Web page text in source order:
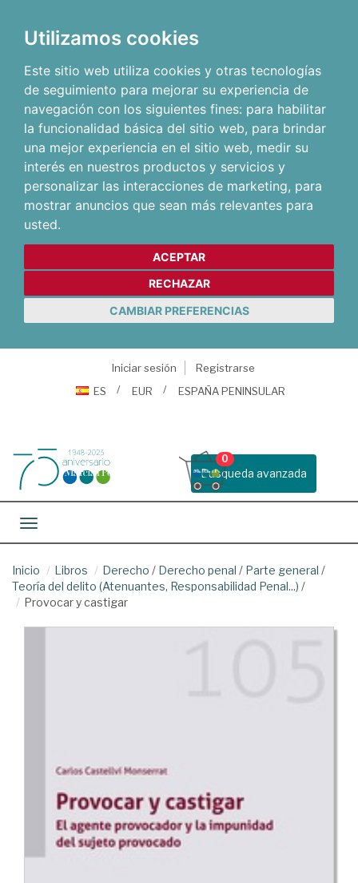
Utilizamos cookies
Este sitio web utiliza cookies y otras tecnologías
de seguimiento para mejorar su experiencia de
navegación con los siguientes fines: para habilitar
la funcionalidad básica del sitio web, para brindar
una mejor experiencia en el sitio web, medir su
interés en nuestros productos y servicios y
personalizar las interacciones de marketing, para
mostrar anuncios que sean más relevantes para
usted.
ACEPTAR
RECHAZAR
CAMBIAR PREFERENCIAS
Iniciar sesión
Registrarse
ES
EUR ESPAÑA PENINSULAR
Busqueda avanzada
0
Toggle navigation
Inicio Libros Derecho / Derecho penal / Parte general /
Teoría del delito (Atenuantes, Responsabilidad Penal...) /
Provocar y castigar